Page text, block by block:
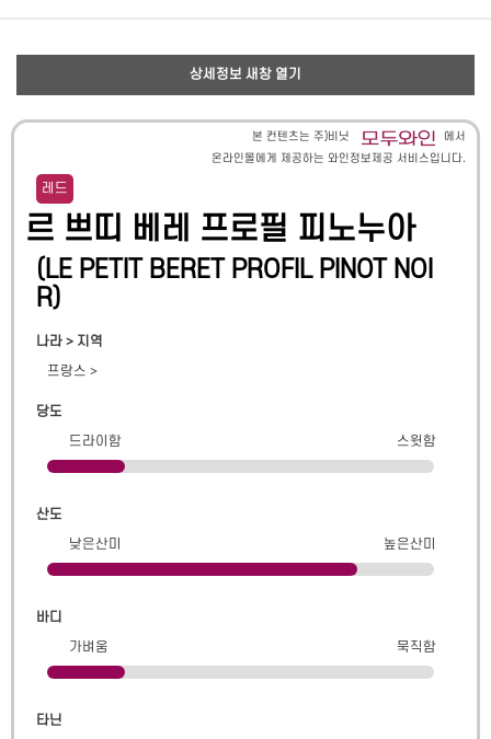
상세정보 새창 열기
본 컨텐츠는 주)비닛
에서
온라인몰에게 제공하는 와인정보제공 서비스입니다.
레드
르 쁘띠 베레 프로필 피노누아
(LE PETIT BERET PROFIL PINOT NOI
R)
나라 > 지역
프랑스 >
당도
드라이함
스윗함
산도
낮은산미
높은산미
바디
가벼움
묵직함
타닌